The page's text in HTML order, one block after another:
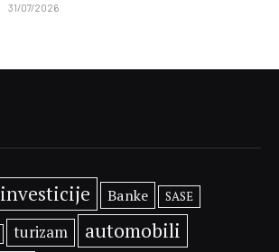
31/07/2026
investicije Banke SASE
turizam automobili